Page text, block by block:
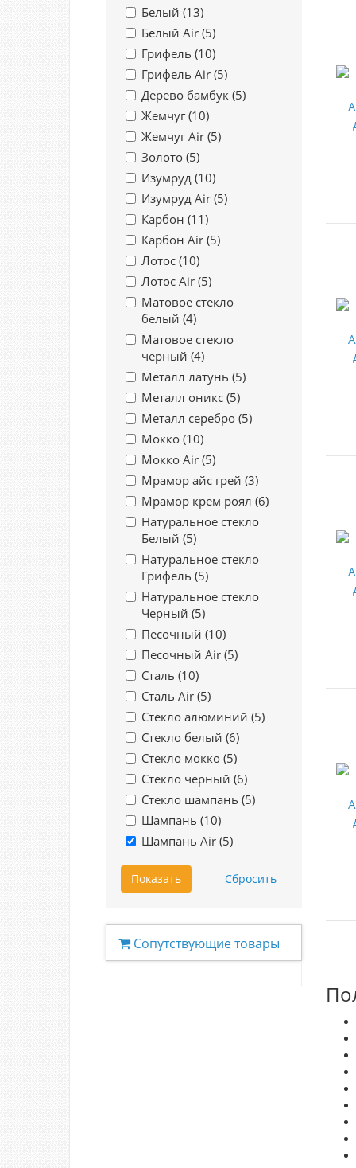
Белый (13)
Белый Air (5)
Грифель (10)
Грифель Air (5)
Дерево бамбук (5)
Жемчуг (10)
Жемчуг Air (5)
Золото (5)
Изумруд (10)
Изумруд Air (5)
Карбон (11)
Карбон Air (5)
Лотос (10)
Лотос Air (5)
Матовое стекло
белый (4)
Матовое стекло
черный (4)
Металл латунь (5)
Металл оникс (5)
Металл серебро (5)
Мокко (10)
Мокко Air (5)
Мрамор айс грей (3)
Мрамор крем роял (6)
Натуральное стекло
Белый (5)
Натуральное стекло
Грифель (5)
Натуральное стекло
Черный (5)
Песочный (10)
Песочный Air (5)
Сталь (10)
Сталь Air (5)
Стекло алюминий (5)
Стекло белый (6)
Стекло мокко (5)
Стекло черный (6)
Стекло шампань (5)
Шампань (10)
Шампань Air (5)
Сопутствующие товары